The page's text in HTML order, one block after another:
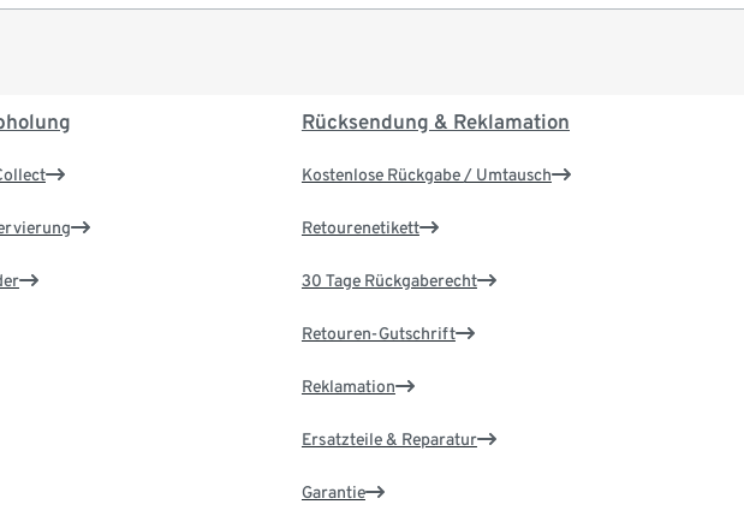
Rücksendung & Reklamation
Kostenlose Rückgabe / Umtausch
Retourenetikett
30 Tage Rückgaberecht
Retouren-Gutschrift
Reklamation
Ersatzteile & Reparatur
Garantie